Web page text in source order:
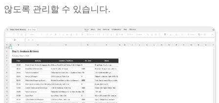
않도록 관리할 수 있습니다.